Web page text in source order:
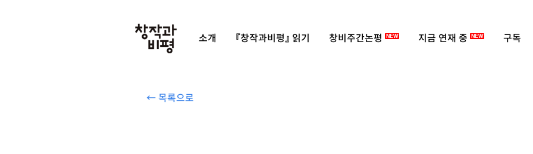
소개 『창작과비평』 읽기 창비주간논평 NEW 지금 연재 중 NEW 구독
← 목록으로